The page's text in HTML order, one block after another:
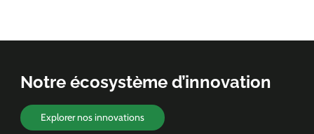
Notre écosystème d’innovation
Explorer nos innovations